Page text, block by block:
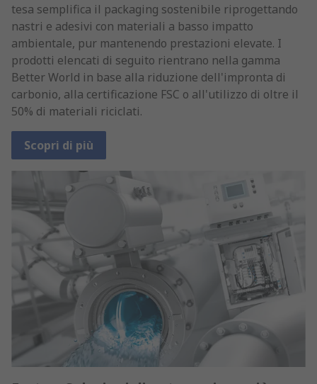
tesa semplifica il packaging sostenibile riprogettando
nastri e adesivi con materiali a basso impatto
ambientale, pur mantenendo prestazioni elevate. I
prodotti elencati di seguito rientrano nella gamma
Better World in base alla riduzione dell'impronta di
carbonio, alla certificazione FSC o all'utilizzo di oltre il
50% di materiali riciclati.
Scopri di più